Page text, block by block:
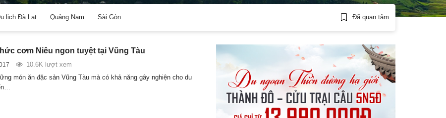
lịch Đà Lạt Quảng Nam Sài Gòn Đã quan tâm
cơm Niêu ngon tuyệt tại Vũng Tàu
10.6K lượt xem
món ăn đặc sản Vũng Tàu mà có khả năng gây nghiện cho du